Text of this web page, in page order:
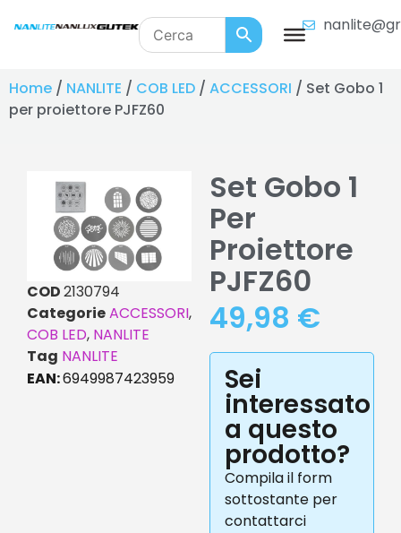
Home / NANLITE / COB LED / ACCESSORI / Set Gobo 1
per proiettore PJFZ60
COD2130794
CategorieACCESSORI,
COB LED, NANLITE
Tag NANLITE
EAN:6949987423959
Set Gobo 1
Per
Proiettore
PJFZ60
49,98 €
Sei
interessato
a questo
prodotto?
Compila il form
sottostante per
contattarci